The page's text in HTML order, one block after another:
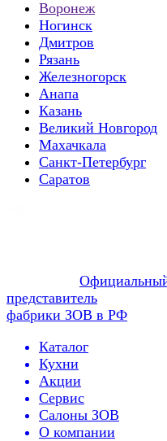
Воронеж
Ногинск
Дмитров
Рязань
Железногорск
Анапа
Казань
Великий Новгород
Махачкала
Санкт-Петербург
Саратов
представитель
фабрики ЗОВ в РФ
Каталог
Кухни
Акции
Сервис
Салоны ЗОВ
О компании